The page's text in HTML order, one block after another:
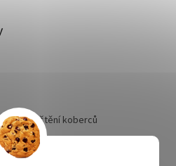
Čištění koberců
instalaci